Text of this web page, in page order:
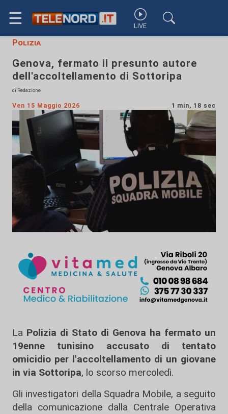
☰ LIVE
Polizia
Genova, fermato il presunto autore
dell'accoltellamento di Sottoripa
di Redazione
Ven 15 Maggio 2026 1 min, 18 sec
La Polizia di Stato di Genova ha fermato un
19enne tunisino accusato di tentato
omicidio per l'accoltellamento di un giovane
in via Sottoripa, lo scorso mercoledì.
Gli investigatori della Squadra Mobile, a seguito
della comunicazione dalla Centrale Operativa